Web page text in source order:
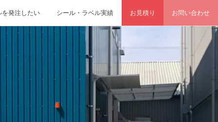
を発注したい シール・ラベル実績 お見積り お問い合わせ